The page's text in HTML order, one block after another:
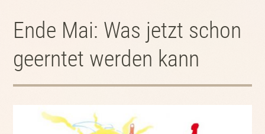
Ende Mai: Was jetzt schon
geerntet werden kann